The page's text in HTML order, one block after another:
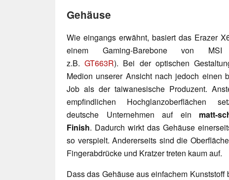
Gehäuse
Wie eingangs erwähnt, basiert das Erazer
einem Gaming-Barebone von MSI
z.B.GT663R). Bei der optischen
Medion unserer Ansicht nach jedoch einen
Job als der taiwanesische Produzent.
empfindlichen Hochglanzoberflächen
deutsche Unternehmen auf ein matt-
Finish. Dadurch wirkt das Gehäuse
so verspielt. Andererseits sind die
Fingerabdrücke und Kratzer treten kaum auf.
Dass das Gehäuse aus einfachem